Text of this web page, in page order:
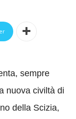
sempre
nuova civiltà di
della Scizia,